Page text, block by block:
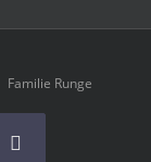
Runge
Tumblr